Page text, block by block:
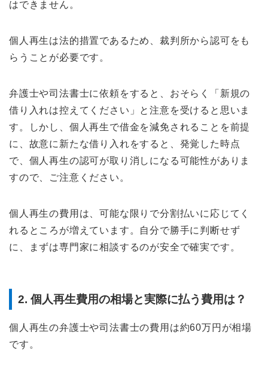
はできません。
個人再生は法的措置であるため、裁判所から認可をも
らうことが必要です。
弁護士や司法書士に依頼をすると、おそらく「新規の
借り入れは控えてください」と注意を受けると思いま
す。しかし、個人再生で借金を減免されることを前提
に、故意に新たな借り入れをすると、発覚した時点
で、個人再生の認可が取り消しになる可能性がありま
すので、ご注意ください。
個人再生の費用は、可能な限りで分割払いに応じてく
れるところが増えています。自分で勝手に判断せず
に、まずは専門家に相談するのが安全で確実です。
2. 個人再生費用の相場と実際に払う費用は？
個人再生の弁護士や司法書士の費用は約60万円が相場
です。